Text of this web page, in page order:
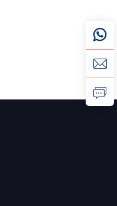
rõ ràng và bền bỉ khi
mua số lượng lớn cho
cụ thể, danh mục Giấy
dù bạn đang sử dụng
in kim ma trận hay
có loại giấy máy